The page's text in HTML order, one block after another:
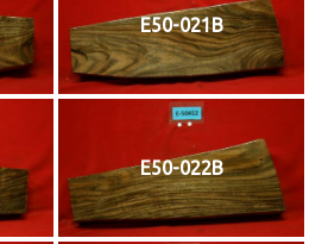
E50-021B
E50-022B